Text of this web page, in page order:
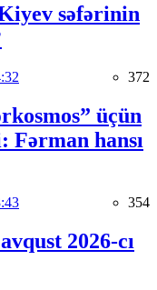
səfərinin
372
üçün
Fərman hansı
354
2026-cı